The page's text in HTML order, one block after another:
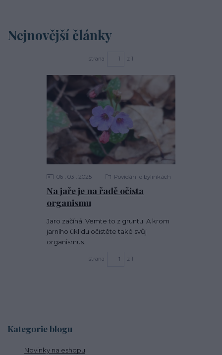
Kategorie blogu
Novinky na eshopu
Nejnovější články
strana z 1
Na jaře je na řadě očista
organismu
06 03 2025 Povídání o bylinkách
Jaro začíná! Vemte to z gruntu. A krom
jarního úklidu očistěte také svůj
organismus.
strana z 1